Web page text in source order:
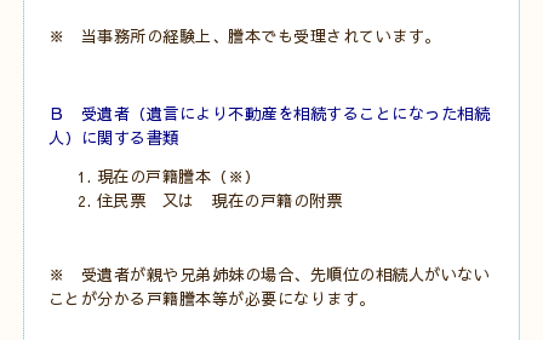
※ 当事務所の経験上、謄本でも受理されています。
Ｂ 受遺者（遺言により不動産を相続することになった相続
人）に関する書類
現在の戸籍謄本（※）
住民票 又は 現在の戸籍の附票
※ 受遺者が親や兄弟姉妹の場合、先順位の相続人がいない
ことが分かる戸籍謄本等が必要になります。